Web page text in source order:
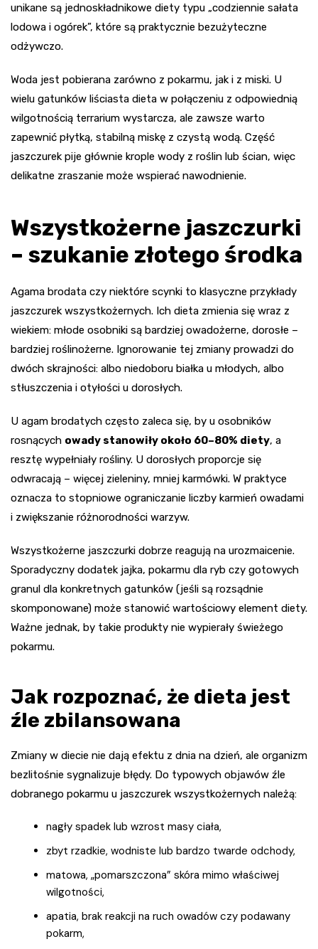
unikane są jednoskładnikowe diety typu „codziennie sałata
lodowa i ogórek”, które są praktycznie bezużyteczne
odżywczo.
Woda jest pobierana zarówno z pokarmu, jak i z miski. U
wielu gatunków liściasta dieta w połączeniu z odpowiednią
wilgotnością terrarium wystarcza, ale zawsze warto
zapewnić płytką, stabilną miskę z czystą wodą. Część
jaszczurek pije głównie krople wody z roślin lub ścian, więc
delikatne zraszanie może wspierać nawodnienie.
Wszystkożerne jaszczurki
– szukanie złotego środka
Agama brodata czy niektóre scynki to klasyczne przykłady
jaszczurek wszystkożernych. Ich dieta zmienia się wraz z
wiekiem: młode osobniki są bardziej owadożerne, dorosłe –
bardziej roślinożerne. Ignorowanie tej zmiany prowadzi do
dwóch skrajności: albo niedoboru białka u młodych, albo
stłuszczenia i otyłości u dorosłych.
U agam brodatych często zaleca się, by u osobników
rosnących owady stanowiły około 60–80% diety, a
resztę wypełniały rośliny. U dorosłych proporcje się
odwracają – więcej zieleniny, mniej karmówki. W praktyce
oznacza to stopniowe ograniczanie liczby karmień owadami
i zwiększanie różnorodności warzyw.
Wszystkożerne jaszczurki dobrze reagują na urozmaicenie.
Sporadyczny dodatek jajka, pokarmu dla ryb czy gotowych
granul dla konkretnych gatunków (jeśli są rozsądnie
skomponowane) może stanowić wartościowy element diety.
Ważne jednak, by takie produkty nie wypierały świeżego
pokarmu.
Jak rozpoznać, że dieta jest
źle zbilansowana
Zmiany w diecie nie dają efektu z dnia na dzień, ale organizm
bezlitośnie sygnalizuje błędy. Do typowych objawów źle
dobranego pokarmu u jaszczurek wszystkożernych należą:
nagły spadek lub wzrost masy ciała,
zbyt rzadkie, wodniste lub bardzo twarde odchody,
matowa, „pomarszczona” skóra mimo właściwej
wilgotności,
apatia, brak reakcji na ruch owadów czy podawany
pokarm,